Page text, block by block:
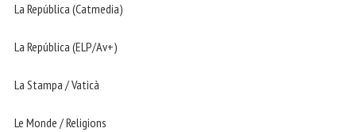
La República (Catmedia)
La República (ELP/Av+)
La Stampa / Vaticà
Le Monde / Religions